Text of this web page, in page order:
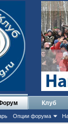
Опции форума
Клуб